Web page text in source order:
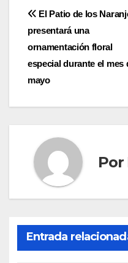
de
entradas
El Patio de los
presentará una
ornamentación floral
especial durante el mes
mayo
Por
Entrada